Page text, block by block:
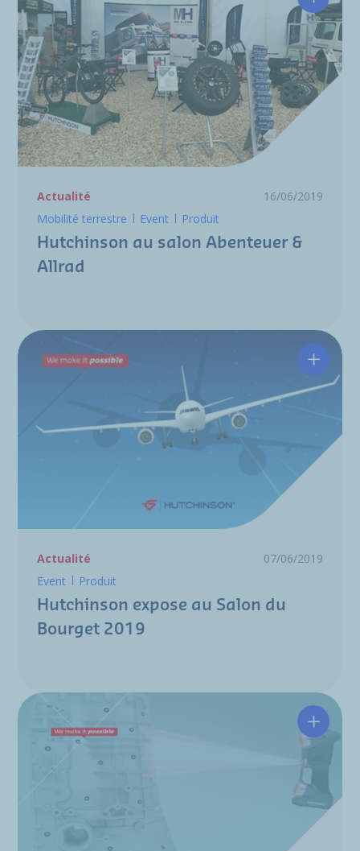
Actualité
16/06/2019
Mobilité terrestre
Event Produit
Hutchinson au salon Abenteuer &
Allrad
Actualité
07/06/2019
Event
Produit
Hutchinson expose au Salon du
Bourget 2019